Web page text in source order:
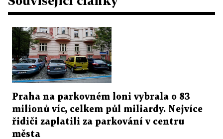
Praha na parkovném loni vybrala o 83
milionů víc, celkem půl miliardy. Nejvíce
řidiči zaplatili za parkování v centru
města